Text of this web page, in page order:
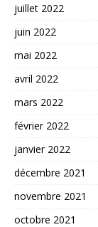
juillet 2022
juin 2022
mai 2022
avril 2022
mars 2022
février 2022
janvier 2022
décembre 2021
novembre 2021
octobre 2021